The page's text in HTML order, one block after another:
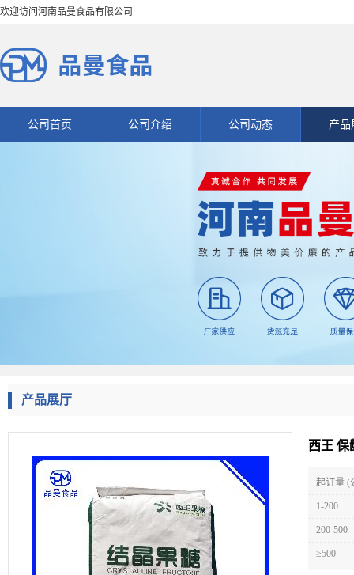
欢迎访问河南品曼食品有限公司
公司首页 公司介绍 公司动态 产品
产品展厅
西王 保
起订量 (
1-200
200-500
≥500